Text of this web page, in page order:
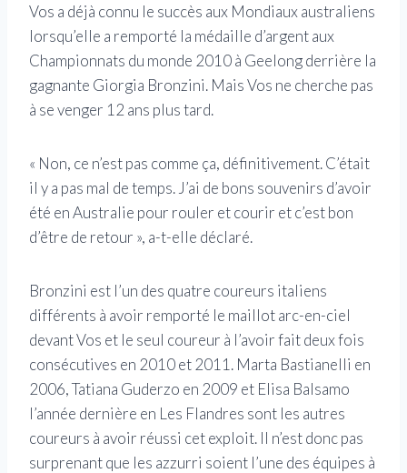
Vos a déjà connu le succès aux Mondiaux australiens
lorsqu’elle a remporté la médaille d’argent aux
Championnats du monde 2010 à Geelong derrière la
gagnante Giorgia Bronzini. Mais Vos ne cherche pas
à se venger 12 ans plus tard.
« Non, ce n’est pas comme ça, définitivement. C’était
il y a pas mal de temps. J’ai de bons souvenirs d’avoir
été en Australie pour rouler et courir et c’est bon
d’être de retour », a-t-elle déclaré.
Bronzini est l’un des quatre coureurs italiens
différents à avoir remporté le maillot arc-en-ciel
devant Vos et le seul coureur à l’avoir fait deux fois
consécutives en 2010 et 2011. Marta Bastianelli en
2006, Tatiana Guderzo en 2009 et Elisa Balsamo
l’année dernière en Les Flandres sont les autres
coureurs à avoir réussi cet exploit. Il n’est donc pas
surprenant que les azzurri soient l’une des équipes à